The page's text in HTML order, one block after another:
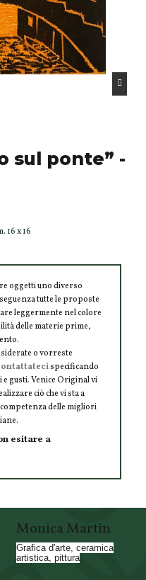
sul ponte” -
16 x 16
oggetti uno diverso
tutte le proposte
leggermente nel colore
delle materie prime,
o vorreste
specificando
gusti. Venice Original vi
ciò che vi sta a
delle migliori
esitare a
Monica Martin
Grafica d'arte, ceramica
artistica, pittura